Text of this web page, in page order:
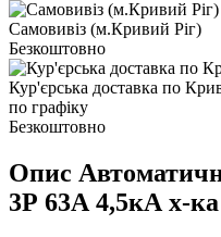
Самовивіз (м.Кривий Ріг)
Безкоштовно
Кур'єрська доставка по
по графіку
Безкоштовно
Опис
3Р 63А 4,5кА х-